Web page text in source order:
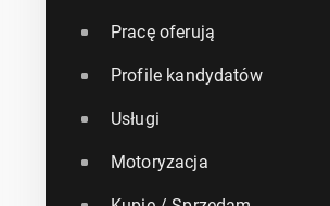
Pracę oferują
Profile kandydatów
Usługi
Motoryzacja